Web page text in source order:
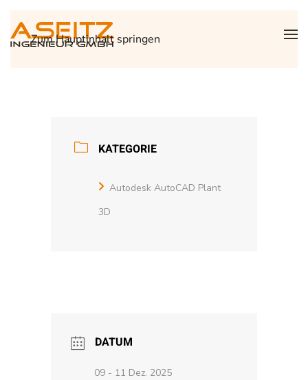
Zum Hauptinhalt springen
KATEGORIE
Autodesk AutoCAD Plant
3D
DATUM
09 - 11 Dez. 2025